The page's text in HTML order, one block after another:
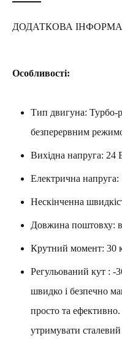
ДОДАТКОВА
Особливості:
Тип двигуна: Турбо-
безперервним
Вихідна напруга: 24
Електрична
Нескінченна
Довжина поштовху:
Крутний момент: 30
Регульований кут : -
швидко і безпечно
просто та
утримувати